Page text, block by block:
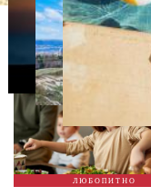
ЛЮБОПИТНО